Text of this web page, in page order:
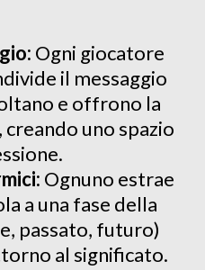
Ogni giocatore
il messaggio
e offrono la
uno spazio
Ognuno estrae
a una fase della
passato, futuro)
al significato.